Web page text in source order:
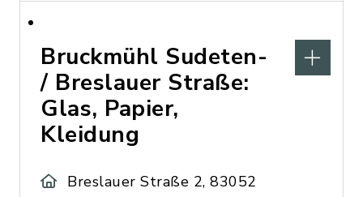
Bruckmühl Sudeten-
/ Breslauer Straße:
Glas, Papier,
Kleidung
Breslauer Straße 2, 83052